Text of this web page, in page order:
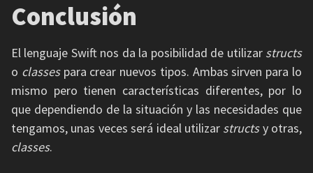
Conclusión
El lenguaje Swift nos da la posibilidad de utilizar structs
o classespara crear nuevos tipos. Ambas sirven para lo
mismo pero tienen características diferentes, por lo
que dependiendo de la situación y las necesidades que
tengamos, unas veces será ideal utilizar structsy otras,
classes.